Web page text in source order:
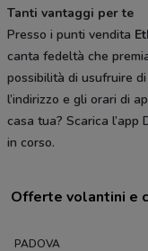
Tanti vantaggi per te
Presso i punti vendita
canta fedeltà che
possibilità di usufruire
l’indirizzo e gli orari di
casa tua? Scarica
in corso.
Offerte volantini e
PADOVA